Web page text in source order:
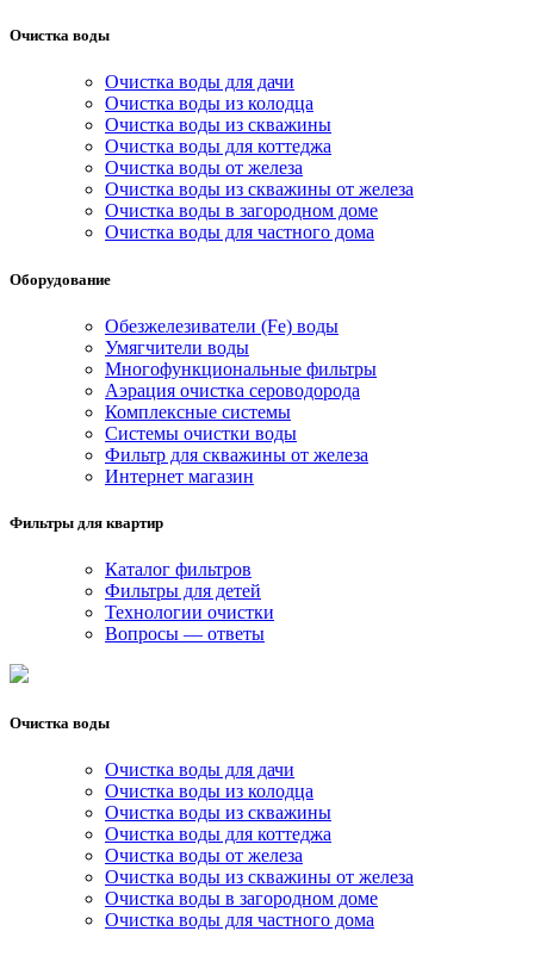
Очистка воды
Очистка воды для дачи
Очистка воды из колодца
Очистка воды из скважины
Очистка воды для коттеджа
Очистка воды от железа
Очистка воды из скважины от железа
Очистка воды в загородном доме
Очистка воды для частного дома
Оборудование
Обезжелезиватели (Fe) воды
Умягчители воды
Многофункциональные фильтры
Аэрация очистка сероводорода
Комплексные системы
Системы очистки воды
Фильтр для скважины от железа
Интернет магазин
Фильтры для квартир
Каталог фильтров
Фильтры для детей
Технологии очистки
Вопросы — ответы
Очистка воды
Очистка воды для дачи
Очистка воды из колодца
Очистка воды из скважины
Очистка воды для коттеджа
Очистка воды от железа
Очистка воды из скважины от железа
Очистка воды в загородном доме
Очистка воды для частного дома